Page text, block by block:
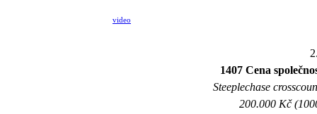
video
1407 Cena
Steeplechase
200.000 Kč